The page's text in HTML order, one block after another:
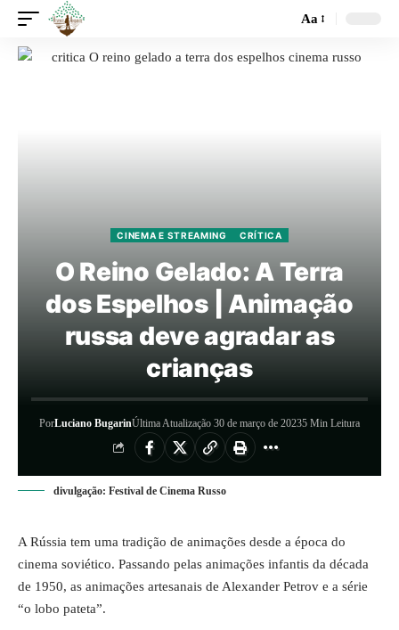
Aa
CINEMA E STREAMING CRÍTICA
O Reino Gelado: A Terra
dos Espelhos | Animação
russa deve agradar as
crianças
PorLuciano BugarinÚltima Atualização 30 de março de 20235 Min Leitura
divulgação: Festival de Cinema Russo
A Rússia tem uma tradição de animações desde a época do
cinema soviético. Passando pelas animações infantis da década
de 1950, as animações artesanais de Alexander Petrov e a série
“o lobo pateta”.